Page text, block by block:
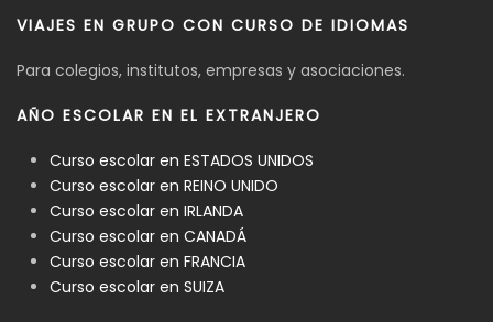
VIAJES EN GRUPO CON CURSO DE IDIOMAS
Para colegios, institutos, empresas y asociaciones.
AÑO ESCOLAR EN EL EXTRANJERO
Curso escolar en ESTADOS UNIDOS
Curso escolar en REINO UNIDO
Curso escolar en IRLANDA
Curso escolar en CANADÁ
Curso escolar en FRANCIA
Curso escolar en SUIZA